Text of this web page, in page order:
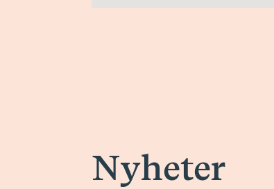
Nyheter